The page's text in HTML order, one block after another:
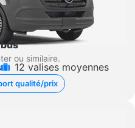
ou similaire.
12 valises moyennes
qualité/prix